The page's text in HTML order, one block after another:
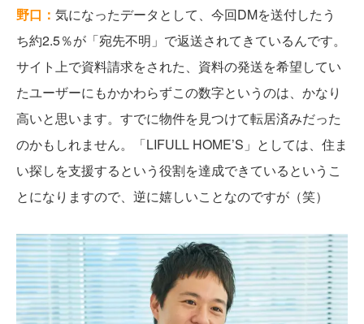
野口： 気になったデータとして、今回DMを送付したう
ち約2.5％が「宛先不明」で返送されてきているんです。
サイト上で資料請求をされた、資料の発送を希望してい
たユーザーにもかかわらずこの数字というのは、かなり
高いと思います。すでに物件を見つけて転居済みだった
のかもしれません。「LIFULL HOME’S」としては、住ま
い探しを支援するという役割を達成できているというこ
とになりますので、逆に嬉しいことなのですが（笑）